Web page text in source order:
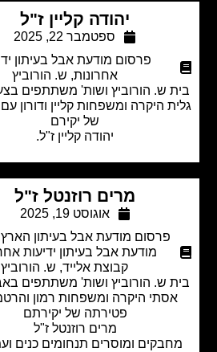
יהודה קליין ז"ל
ספטמבר 22, 2025
פרסום מודעת אבל בעיתון ידיעות
אחרונות,ש. הורוביץ
ש. הורוביץ ושות' משתתפים בצערם של
היקרה ומשפחות קליין ודורון עם פטירתו
של יקירם
יהודה קליין ז"ל.
מרים רוזנטל ז"ל
אוגוסט 19, 2025
פרסום מודעת אבל בעיתון הארץ,פרסום
מודעת אבל בעיתון ידיעות אחרונות,
קבוצת אלייד,ש. הורוביץ
ש. הורוביץ ושות' משתתפים באבלם של
היקרה ומשפחות רמון והרטמן עם
פטירתה של יקירתם
מרים רוזנטל ז"ל
ומוסרים תנחומים כנים ועמוקים.